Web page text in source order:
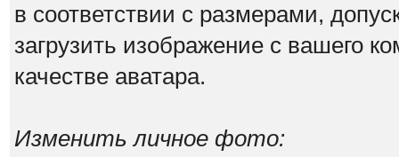
в соответствии с размерами,
загрузить изображение с вашего
качестве аватара.
Изменить личное фото: